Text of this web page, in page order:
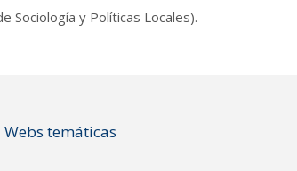
Sociología y Políticas Locales).
Webs temáticas